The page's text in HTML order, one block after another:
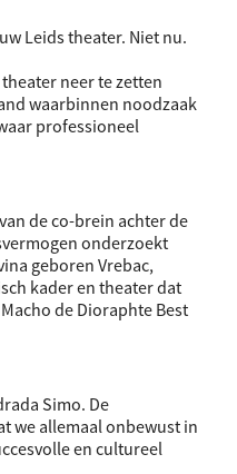
Leids theater. Niet nu.
neer te zetten
waarbinnen noodzaak
professioneel
de co-brein achter de
onderzoekt
geboren Vrebac,
kader en theater dat
de Dioraphte Best
Simo. De
we allemaal onbewust in
en cultureel